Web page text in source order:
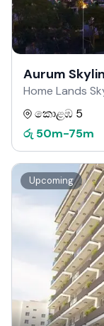
Aurum
Home Lands
කොළඹ 5
රු 50m-75m
Upcoming